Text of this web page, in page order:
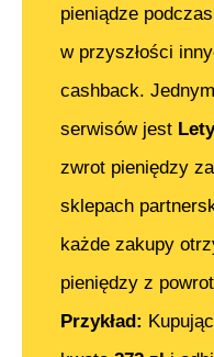
pieniądze
w przyszłości
cashback.
serwisów jest
zwrot pieniędzy
sklepach
każde zakupy
pieniędzy z
Przykład: Kupując